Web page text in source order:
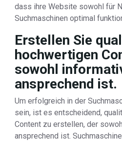
dass ihre Website sowohl für
Suchmaschinen optimal
Erstellen Sie
hochwertigen
sowohl
ansprechend ist.
Um erfolgreich in der
sein, ist es entscheidend,
Content zu erstellen, der
ansprechend ist.